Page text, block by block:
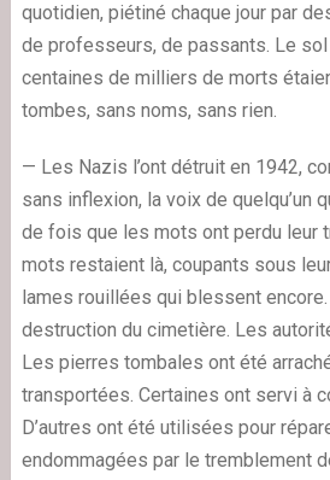
quotidien, piétiné chaque jour par
de professeurs, de passants. Le
centaines de milliers de morts
tombes, sans noms, sans rien.
— Les Nazis l’ont détruit en 1942,
sans inflexion, la voix de quelqu’un
de fois que les mots ont perdu leur
mots restaient là, coupants sous
lames rouillées qui blessent
destruction du cimetière. Les
Les pierres tombales ont été
transportées. Certaines ont servi à
D’autres ont été utilisées pour
endommagées par le tremblement